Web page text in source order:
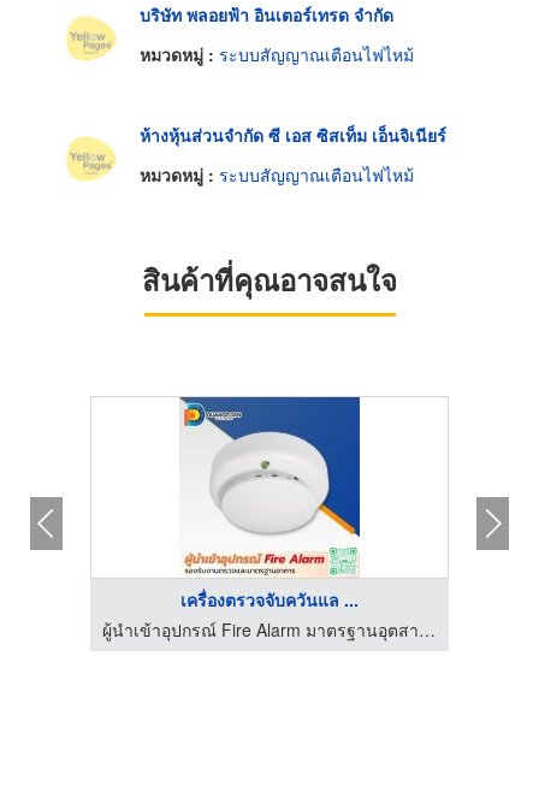
บริษัท พลอยฟ้า อินเตอร์เทรด จำกัด
หมวดหมู่ : ระบบสัญญาณเตือนไฟไหม้
ห้างหุ้นส่วนจำกัด ซี เอส ซิสเท็ม เอ็นจิเนียร์
หมวดหมู่ : ระบบสัญญาณเตือนไฟไหม้
สินค้าที่คุณอาจสนใจ
เครื่องตรวจจับควันแล ...
ผู้นำเข้าอุปกรณ์ Fire Alarm มาตรฐานอุตสาหกรรม - ดวงพรสวรรค์